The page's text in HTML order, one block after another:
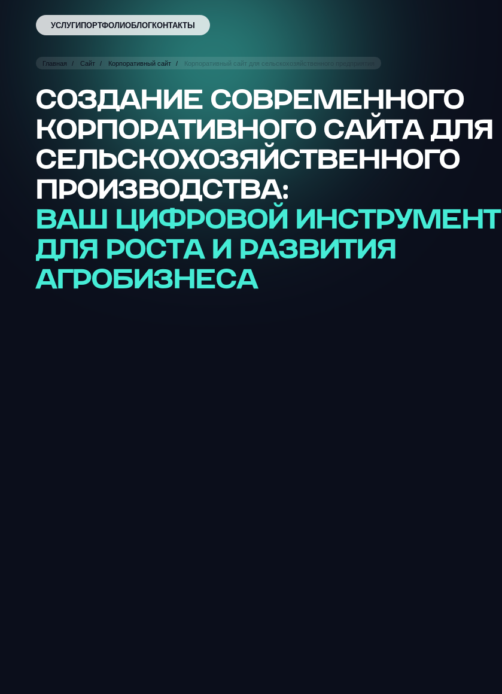
УСЛУГИ ПОРТФОЛИОБЛОГКОНТАКТЫ
Главная Сайт Корпоративный сайт Корпоративный сайт для сельскохозяйственного предприятия
СОЗДАНИЕ СОВРЕМЕННОГО
КОРПОРАТИВНОГО САЙТА ДЛЯ
СЕЛЬСКОХОЗЯЙСТВЕННОГО
ПРОИЗВОДСТВА:
ВАШ ЦИФРОВОЙ ИНСТРУМЕНТ
ДЛЯ РОСТА И РАЗВИТИЯ
АГРОБИЗНЕСА